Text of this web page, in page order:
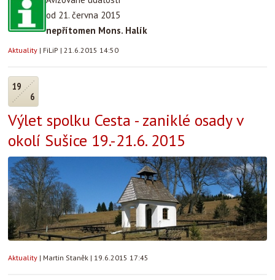
od 21. června 2015
nepřítomen Mons. Halík
Aktuality | FiLiP | 21.6.2015 14:50
19
6
Výlet spolku Cesta - zaniklé osady v
okolí Sušice 19.-21.6. 2015
Aktuality | Martin Staněk | 19.6.2015 17:45